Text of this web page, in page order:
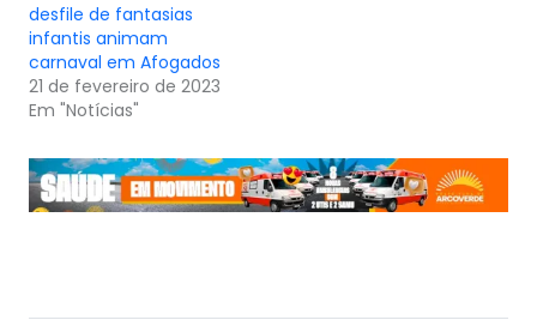
desfile de fantasias
infantis animam
carnaval em Afogados
21 de fevereiro de 2023
Em "Notícias"